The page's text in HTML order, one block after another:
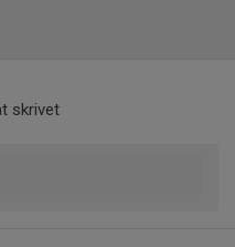
skrivet